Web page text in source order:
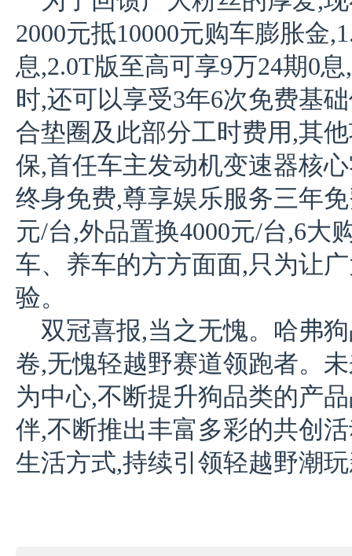
2000元抵10000元购车膨胀金
息,2.0T版至高可享9万24期0
时,还可以享受3年6次免费基
合垫圈及此部分工时费用,其
保,首任车主发动机变速器核
终身免费,尊享娱乐服务三年
元/台,外品置换4000元/台,6大
车、养车的方方面面,只为让
验。
双冠喜报,当之无愧。哈弗
卷,无愧轻越野赛道领跑者。
为中心,不断提升狗品类的产
伴,不断推出丰富多彩的共创
生活方式,持续引领轻越野潮